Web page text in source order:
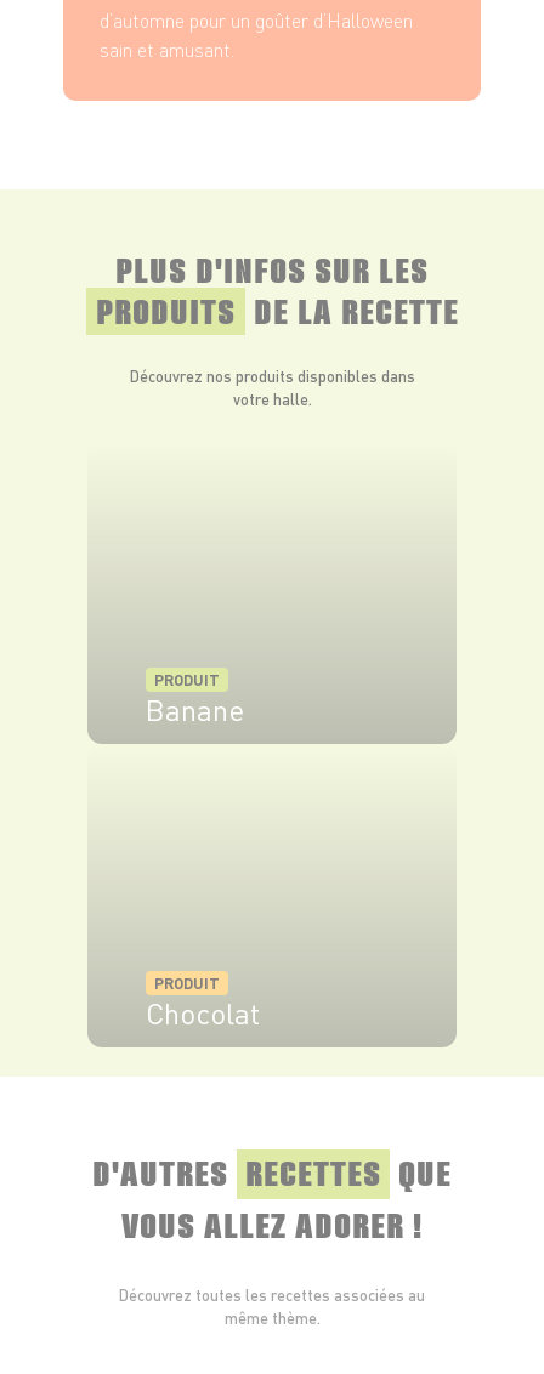
Laissez figer. Placez les bananes au réfrigérateur pendant
d’automne pour un goûter d’Halloween
sain et amusant.
PLUS D'INFOS SUR LES
PRODUITS DE LA RECETTE
Découvrez nos produits disponibles dans
votre halle.
PRODUIT
Banane
PRODUIT
Chocolat
D'AUTRES RECETTES QUE
VOUS ALLEZ ADORER !
Découvrez toutes les recettes associées au
même thème.